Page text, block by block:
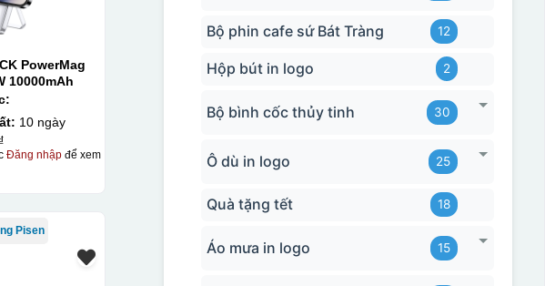
PowerMag
Digital 30W 10000mAh
10 ngày
Đăng nhập để xem
Pisen
Bộ phin cafe sứ Bát Tràng 12
Hộp bút in logo 2
Bộ bình cốc thủy tinh 30
Ô dù in logo 25
Quà tặng tết 18
Áo mưa in logo 15